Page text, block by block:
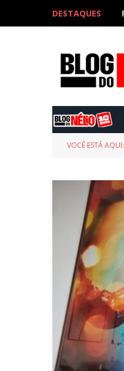
DESTAQUES
VOCÊ ESTÁ AQUI: